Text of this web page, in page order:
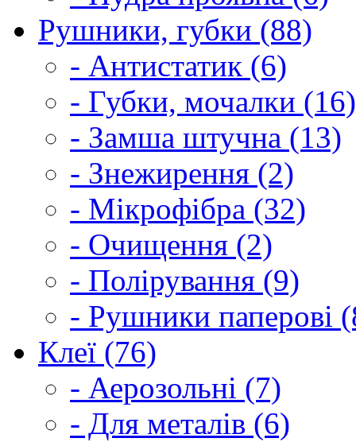
Рушники, губки (88)
- Антистатик (6)
- Губки, мочалки (16)
- Замша штучна (13)
- Знежирення (2)
- Мікрофібра (32)
- Очищення (2)
- Полірування (9)
- Рушники паперові
Клеї (76)
- Аерозольні (7)
- Для металів (6)